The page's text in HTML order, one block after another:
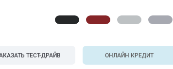
ТЕСТ-ДРАЙВ ОНЛАЙН КРЕДИТ